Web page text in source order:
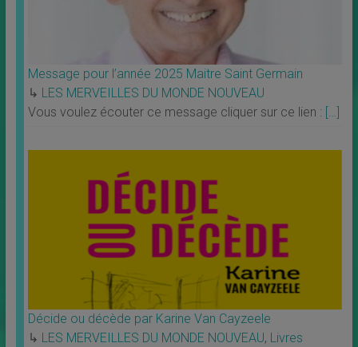
Message pour l’année 2025 Maitre Saint Germain
↳ LES MERVEILLES DU MONDE NOUVEAU
Vous voulez écouter ce message cliquer sur ce lien : […]
Décide ou décède par Karine Van Cayzeele
↳ LES MERVEILLES DU MONDE NOUVEAU, Livres